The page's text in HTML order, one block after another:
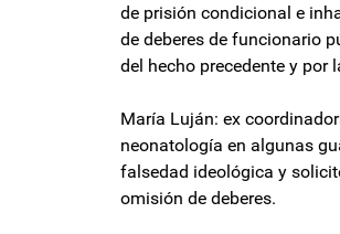
de prisión condicional e
de deberes de funcionario
del hecho precedente y
María Luján: ex
neonatología en algunas
falsedad ideológica y
omisión de deberes.